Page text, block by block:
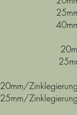
20mm/
25mm/